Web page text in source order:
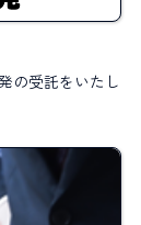
の受託をいたし